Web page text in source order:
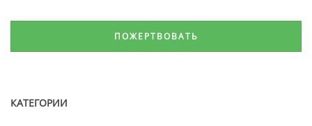
ПОЖЕРТВОВАТЬ
КАТЕГОРИИ